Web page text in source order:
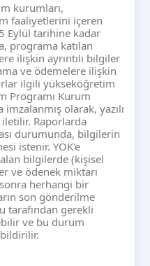
kurumları,
faaliyetlerini içeren
Eylül tarihine kadar
programa katılan
ilişkin ayrıntılı bilgiler
ve ödemelere ilişkin
ilgili yükseköğretim
Programı Kurum
olarak, yazılı
Raporlarda
durumunda, bilgilerin
istenir. YÖK'e
bilgilerde (kişisel
ve ödenek miktarı
herhangi bir
son gönderilme
tarafından gerekli
ve bu durum